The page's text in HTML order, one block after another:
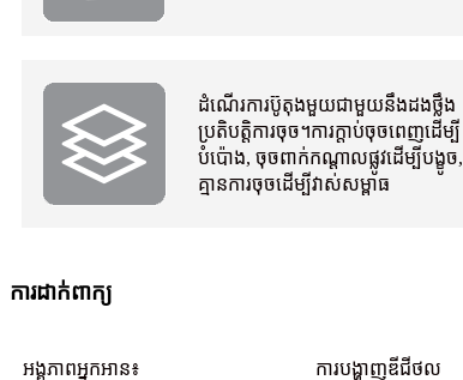
ដំណើរការប៊ូតុងមួយជាមួយនឹងដងថ្លឹង
ប្រតិបត្តិការចុច។ការក្តាប់ចុចពេញដើម្បី
បំប៉ោង, ចុចពាក់កណ្តាលផ្លូវដើម្បីបង្ខូច,
គ្មានការចុចដើម្បីវាស់សម្ពាធ
ការដាក់ពាក្យ
អង្គភាពអ្នកអាន៖
ការបង្ហាញឌីជីថល